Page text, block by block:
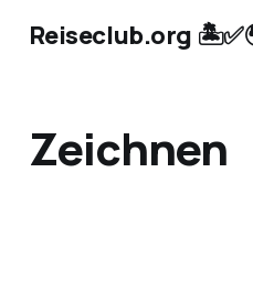
Reiseclub.org
Zeichnen